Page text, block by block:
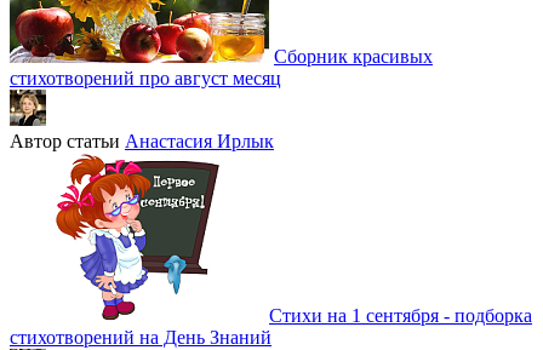
Сборник красивых
стихотворений про август месяц
Автор статьи Анастасия Ирлык
Стихи на 1 сентября - подборка
стихотворений на День Знаний